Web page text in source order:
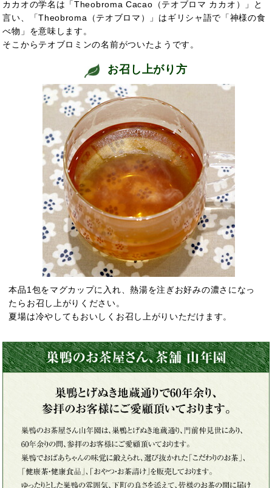
カカオの学名は「Theobroma Cacao（テオブロマ カカオ）」と
言い、「Theobroma（テオブロマ）」はギリシャ語で「神様の食
べ物」を意味します。
そこからテオブロミンの名前がついたようです。
お召し上がり方
本品1包をマグカップに入れ、熱湯を注ぎお好みの濃さになっ
たらお召し上がりください。
夏場は冷やしてもおいしくお召し上がりいただけます。